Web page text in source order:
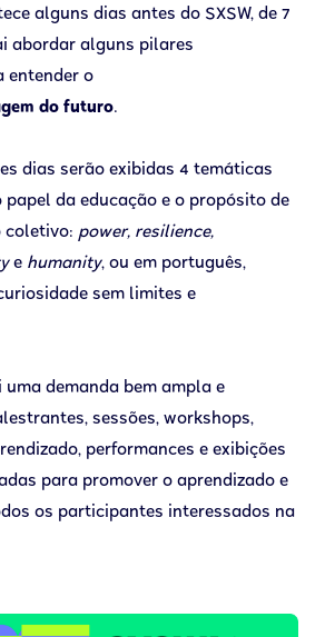
alguns dias antes do SXSW, de 7
abordar alguns pilares
entender o
do futuro.
dias serão exibidas 4 temáticas
papel da educação e o propósito de
coletivo: power, resilience,
e humanity, ou em português,
sem limites e
uma demanda bem ampla e
sessões, workshops,
performances e exibições
para promover o aprendizado e
os participantes interessados na